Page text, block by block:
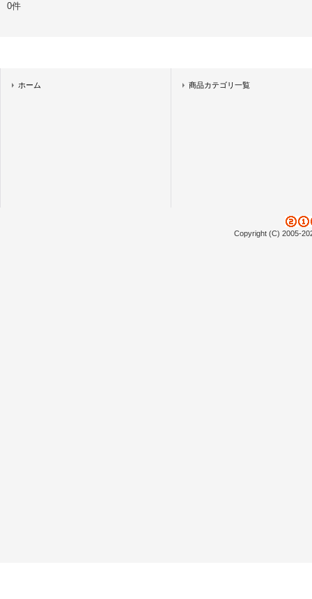
0件
ホーム 商品カテゴリ一覧
Copyright (C) 2005-